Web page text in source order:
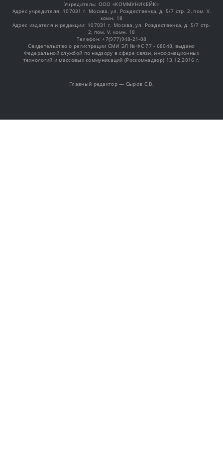
Учредитель: OOO «КОММУНИКЕЙК»
Адрес учредителя: 107031 г. Москва, ул. Рождественка, д. 5/7 стр. 2, пом. V,
комн. 18
Адрес издателя и редакции: 107031 г. Москва, ул. Рождественка, д. 5/7 стр.
2, пом. V, комн. 18
Телефон: +7(977)948-21-08
Свидетельство о регистрации СМИ ЭЛ № ФС 77 - 68048, выдано
Федеральной службой по надзору в сфере связи, информационных
технологий и массовых коммуникаций (Роскомнадзор) 13.12.2016 г.
Главный редактор — Сыров С.В.